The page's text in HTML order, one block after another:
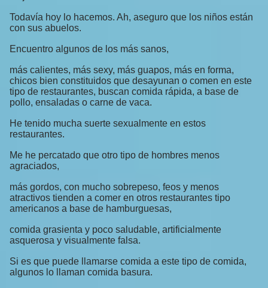
Todavía hoy lo hacemos. Ah, aseguro que los niños están
con sus abuelos.
Encuentro algunos de los más sanos,
más calientes, más sexy, más guapos, más en forma,
chicos bien constituidos que desayunan o comen en este
tipo de restaurantes, buscan comida rápida, a base de
pollo, ensaladas o carne de vaca.
He tenido mucha suerte sexualmente en estos
restaurantes.
Me he percatado que otro tipo de hombres menos
agraciados,
más gordos, con mucho sobrepeso, feos y menos
atractivos tienden a comer en otros restaurantes tipo
americanos a base de hamburguesas,
comida grasienta y poco saludable, artificialmente
asquerosa y visualmente falsa.
Si es que puede llamarse comida a este tipo de comida,
algunos lo llaman comida basura.